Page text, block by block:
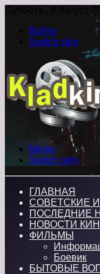
Суббота , 8 Август
Войти
Switch skin
Меню
Switch skin
ГЛАВНАЯ
СОВЕТСКИЕ
ПОСЛЕДНИЕ
НОВОСТИ
ФИЛЬМЫ
Боевик
БЫТОВЫЕ